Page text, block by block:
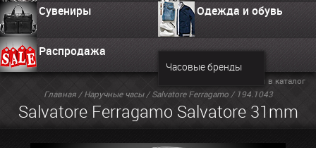
Сувениры Одежда и обувь
Распродажа
Часовые бренды
Главная/Наручные часы/Salvatore Ferragamo/ 194.1043
Salvatore Ferragamo Salvatore 31mm
Вернуться в каталог